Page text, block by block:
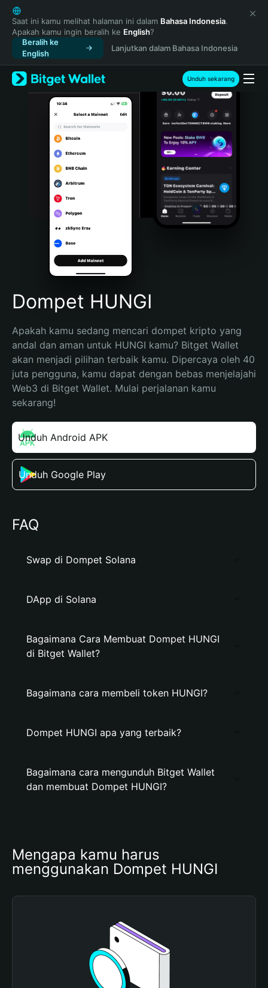
English
日本語
Tiếng Việt
Русский
Español (Latinoamérica)
Türkçe
Italiano
Português (Portugal)
Bahasa Indonesia
Português (Brasil)
Español (Argentina)
Saat ini kamu melihat halaman ini dalam Bahasa Indonesia.
Apakah kamu ingin beralih ke English?
Beralih ke
English
Lanjutkan dalam Bahasa Indonesia
Unduh sekarang
Dompet HUNGI
Apakah kamu sedang mencari dompet kripto yang
andal dan aman untuk HUNGI kamu? Bitget Wallet
akan menjadi pilihan terbaik kamu. Dipercaya oleh 40
juta pengguna, kamu dapat dengan bebas menjelajahi
Web3 di Bitget Wallet. Mulai perjalanan kamu
sekarang!
Unduh Android APK
Unduh Google Play
FAQ
Swap di Dompet Solana
DApp di Solana
Bagaimana Cara Membuat Dompet HUNGI
di Bitget Wallet?
Bagaimana cara membeli token HUNGI?
Dompet HUNGI apa yang terbaik?
Bagaimana cara mengunduh Bitget Wallet
dan membuat Dompet HUNGI?
Mengapa kamu harus
menggunakan Dompet HUNGI